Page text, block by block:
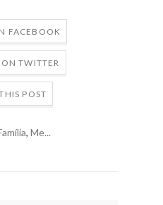
FACEBOOK
TWITTER
POST
, Me...